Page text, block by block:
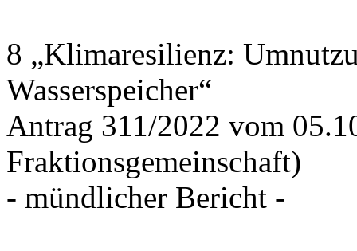
8 „Klimaresilienz:
Wasserspeicher“
Antrag 311/2022 vom
Fraktionsgemeinschaft)
- mündlicher Bericht -